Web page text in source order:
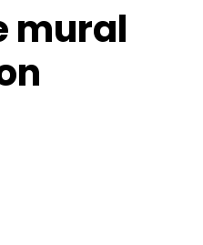
mural